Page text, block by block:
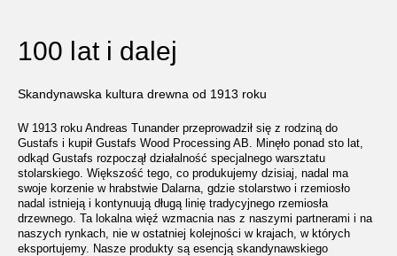
100 lat i dalej
Skandynawska kultura drewna od 1913 roku
W 1913 roku Andreas Tunander przeprowadził się z rodziną do
Gustafs i kupił Gustafs Wood Processing AB. Minęło ponad sto lat,
odkąd Gustafs rozpoczął działalność specjalnego warsztatu
stolarskiego. Większość tego, co produkujemy dzisiaj, nadal ma
swoje korzenie w hrabstwie Dalarna, gdzie stolarstwo i rzemiosło
nadal istnieją i kontynuują długą linię tradycyjnego rzemiosła
drzewnego. Ta lokalna więź wzmacnia nas z naszymi partnerami i na
naszych rynkach, nie w ostatniej kolejności w krajach, w których
eksportujemy. Nasze produkty są esencją skandynawskiego